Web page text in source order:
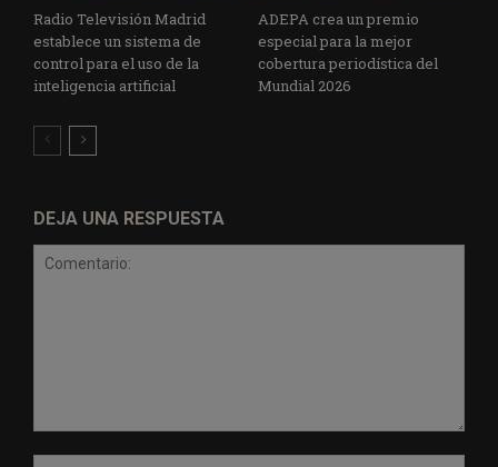
Radio Televisión Madrid
establece un sistema de
control para el uso de la
inteligencia artificial
ADEPA crea un premio
especial para la mejor
cobertura periodística del
Mundial 2026
DEJA UNA RESPUESTA